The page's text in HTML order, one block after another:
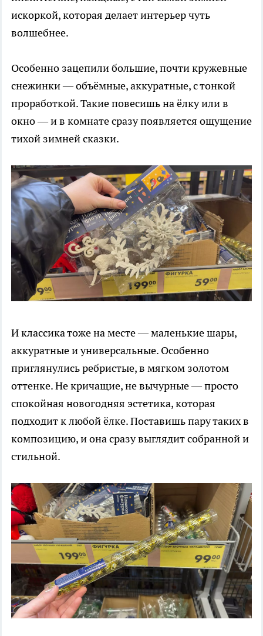
искоркой, которая делает интерьер чуть
волшебнее.
Особенно зацепили большие, почти кружевные
снежинки — объёмные, аккуратные, с тонкой
проработкой. Такие повесишь на ёлку или в
окно — и в комнате сразу появляется ощущение
тихой зимней сказки.
И классика тоже на месте — маленькие шары,
аккуратные и универсальные. Особенно
приглянулись ребристые, в мягком золотом
оттенке. Не кричащие, не вычурные — просто
спокойная новогодняя эстетика, которая
подходит к любой ёлке. Поставишь пару таких в
композицию, и она сразу выглядит собранной и
стильной.